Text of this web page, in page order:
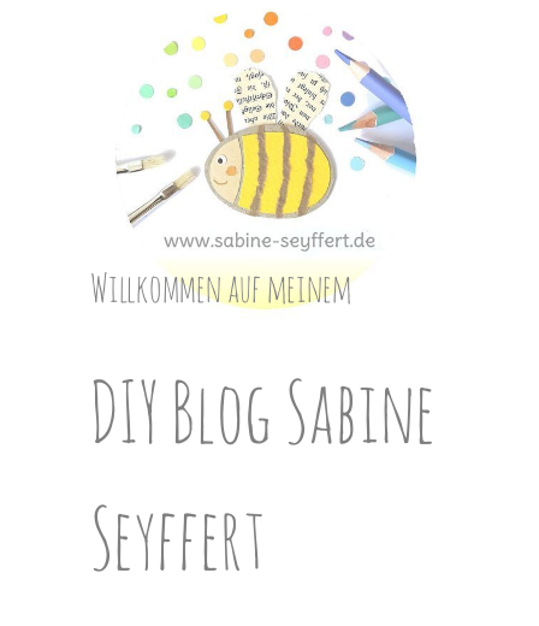
Willkommen auf meinem
DIY Blog Sabine
Seyffert